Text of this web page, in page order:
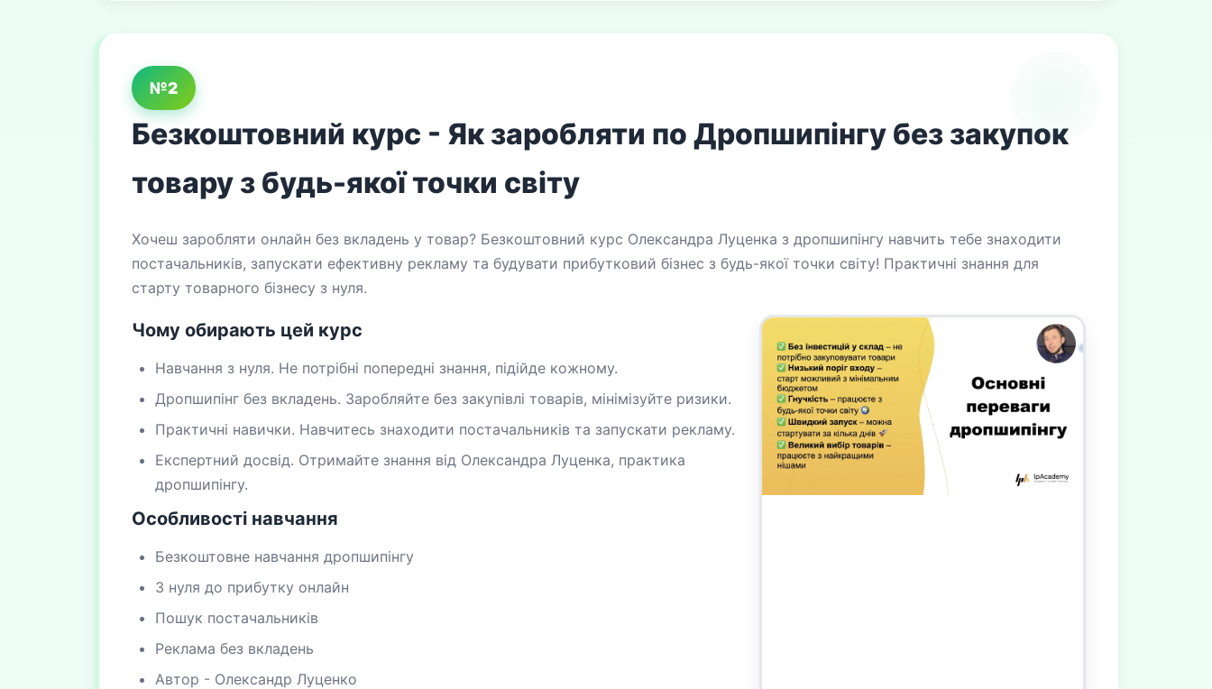
№2
Безкоштовний курс - Як заробляти по Дропшипінгу без закупок
товару з будь-якої точки світу
Хочеш заробляти онлайн без вкладень у товар? Безкоштовний курс Олександра Луценка з дропшипінгу навчить тебе знаходити
постачальників, запускати ефективну рекламу та будувати прибутковий бізнес з будь-якої точки світу! Практичні знання для
старту товарного бізнесу з нуля.
Чому обирають цей курс
Навчання з нуля. Не потрібні попередні знання, підійде кожному.
Дропшипінг без вкладень. Заробляйте без закупівлі товарів, мінімізуйте ризики.
Практичні навички. Навчитесь знаходити постачальників та запускати рекламу.
Експертний досвід. Отримайте знання від Олександра Луценка, практика
дропшипінгу.
Особливості навчання
Безкоштовне навчання дропшипінгу
З нуля до прибутку онлайн
Пошук постачальників
Реклама без вкладень
Автор - Олександр Луценко